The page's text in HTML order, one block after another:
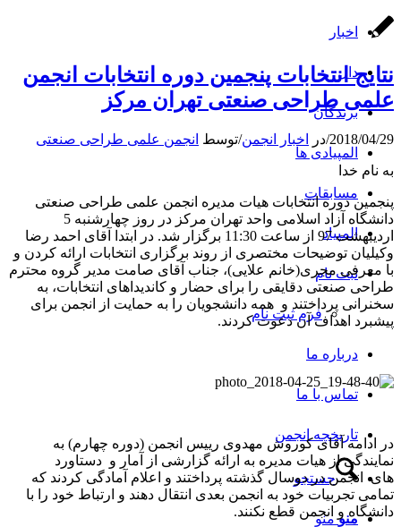
اخبار
دال
برندگان
المپیادی ها
مسابقات
المپیاد
ثبت نام
فرم ثبت نام
درباره ما
تماس با ما
تاریخچه انجمن
جستجو
منو منو
نتایج انتخابات پنجمین دوره انتخابات انجمن
علمی طراحی صنعتی تهران مرکز
2018/04/29
/در اخبار انجمن/توسط انجمن علمی طراحی صنعتی
به نام خدا
پنجمین دوره انتخابات هیات مدیره انجمن علمی طراحی صنعتی
دانشگاه آزاد اسلامی واحد تهران مرکز در روز چهارشنبه 5
اردیبهشت 97 از ساعت 11:30 برگزار شد. در ابتدا آقای احمد رضا
وکیلیان توضیحات مختصری از روند برگزاری انتخابات ارائه کردن و
با معرفی مجری(خانم علایی)، جناب آقای صامت مدیر گروه محترم
طراحی صنعتی دقایقی را برای حضار و کاندیداهای انتخابات، به
سخنرانی پرداختند و همه دانشجویان را به حمایت از انجمن برای
پیشبرد اهداف آن دعوت کردند.
در ادامه آقای کوروش مهدوی رییس انجمن (دوره چهارم) به
نمایندگی از هیات مدیره به ارائه گزارشی از آمار و دستاورد
های انجمن در دوسال گذشته پرداختند و اعلام آمادگی کردند که
تمامی تجربیات خود به انجمن بعدی انتقال دهند و ارتباط خود را با
دانشگاه و انجمن قطع نکنند.